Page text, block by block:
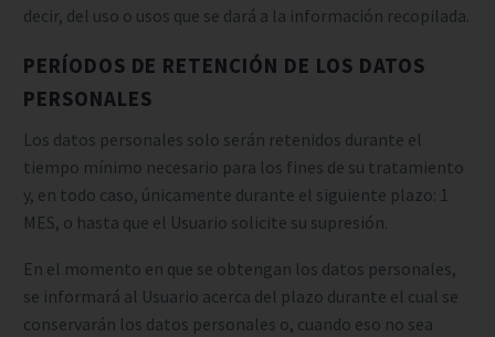
decir, del uso o usos que se dará a la información recopilada.
PERÍODOS DE RETENCIÓN DE LOS DATOS
PERSONALES
Los datos personales solo serán retenidos durante el
tiempo mínimo necesario para los fines de su tratamiento
y, en todo caso, únicamente durante el siguiente plazo: 1
MES, o hasta que el Usuario solicite su supresión.
En el momento en que se obtengan los datos personales,
se informará al Usuario acerca del plazo durante el cual se
conservarán los datos personales o, cuando eso no sea